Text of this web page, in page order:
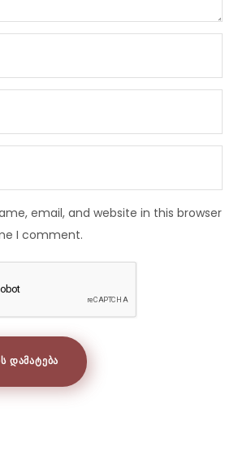
email, and website in this browser
I comment.